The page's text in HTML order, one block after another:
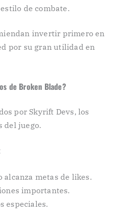
de combate.
invertir primero en
por su gran utilidad en
de Broken Blade?
por Skyrift Devs, los
del juego.
alcanza metas de likes.
importantes.
especiales.